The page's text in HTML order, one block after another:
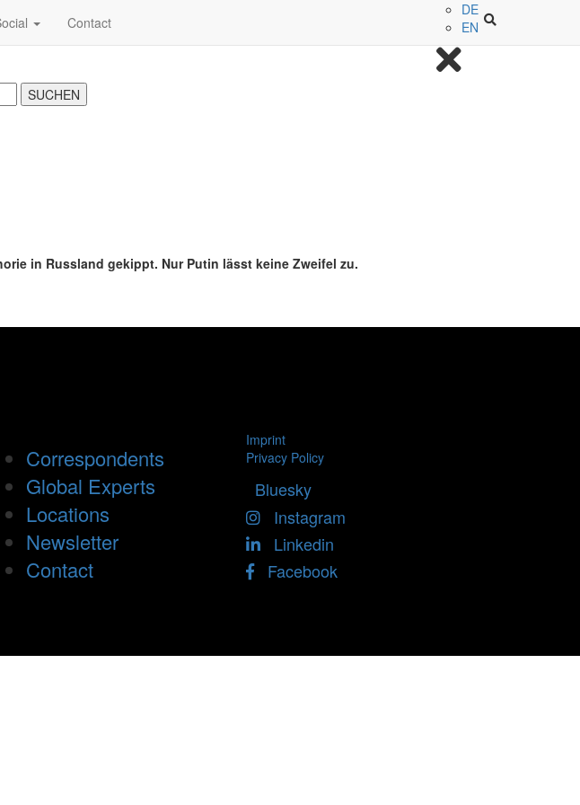
Contact
DE
EN
in Russland gekippt. Nur Putin lässt keine Zweifel zu.
Correspondents
Global Experts
Locations
Newsletter
Contact
Imprint
Privacy Policy
Bluesky
Instagram
Linkedin
Facebook